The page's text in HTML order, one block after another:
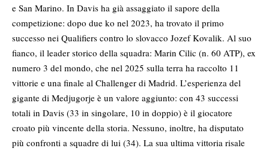
e San Marino. In Davis ha già assaggiato il sapore della
competizione: dopo due ko nel 2023, ha trovato il primo
successo nei Qualifiers contro lo slovacco Jozef Kovalik. Al suo
fianco, il leader storico della squadra: Marin Cilic (n. 60 ATP), ex
numero 3 del mondo, che nel 2025 sulla terra ha raccolto 11
vittorie e una finale al Challenger di Madrid. L’esperienza del
gigante di Medjugorje è un valore aggiunto: con 43 successi
totali in Davis (33 in singolare, 10 in doppio) è il giocatore
croato più vincente della storia. Nessuno, inoltre, ha disputato
più confronti a squadre di lui (34). La sua ultima vittoria risale